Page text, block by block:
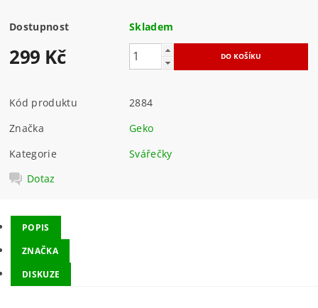
Dostupnost Skladem
299 Kč
Kód produktu
2884
Značka
Geko
Kategorie
Svářečky
Dotaz
POPIS
ZNAČKA
DISKUZE